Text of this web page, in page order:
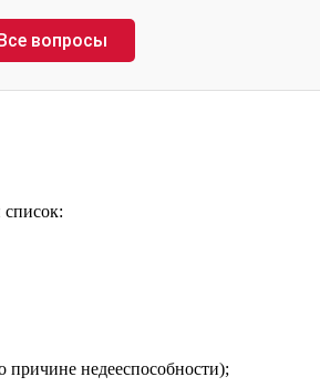
вопросы
список:
причине недееспособности);